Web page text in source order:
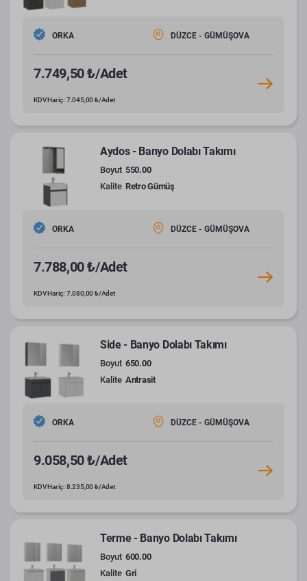
ORKA DÜZCE - GÜMÜŞOVA
7.749,50 ₺/Adet
KDV Hariç: 7.045,00 ₺/Adet
Aydos - Banyo Dolabı Takımı
Boyut 550.00
Kalite Retro Gümüş
ORKA DÜZCE - GÜMÜŞOVA
7.788,00 ₺/Adet
KDV Hariç: 7.080,00 ₺/Adet
Side - Banyo Dolabı Takımı
Boyut 650.00
Kalite Antrasit
ORKA DÜZCE - GÜMÜŞOVA
9.058,50 ₺/Adet
KDV Hariç: 8.235,00 ₺/Adet
Terme - Banyo Dolabı Takımı
Boyut 600.00
Kalite Gri